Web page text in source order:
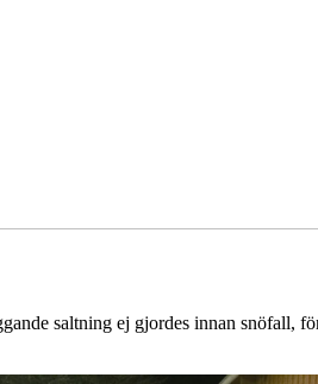
saltning ej gjordes innan snöfall,